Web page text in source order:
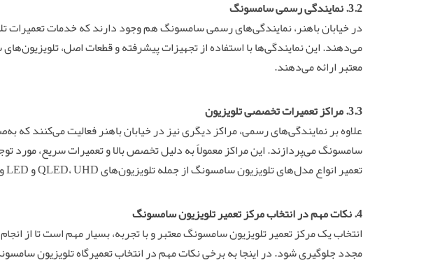
3.2. نمایندگی رسمی سامسونگ
در خیابان باهنر، نمایندگی‌های رسمی سامسونگ هم وجود دارند که خدمات تعمیرات
می‌دهند. این نمایندگی‌ها با استفاده از تجهیزات پیشرفته و قطعات اصل،
معتبر ارائه می‌دهند.
3.3. مراکز
تعمیرات تخصصی تلویزیون
علاوه بر نمایندگی‌های رسمی، مراکز دیگری نیز در خیابان باهنر فعالیت می‌کنند که
سامسونگ می‌پردازند. این مراکز معمولاً به دلیل تخصص بالا و تعمیرات سریع، مورد
تعمیر انواع مدل‌های تلویزیون سامسونگ از جمله تلویزیون‌های QLED، UHD و LED وجود دارد.
4. نکات مهم در انتخاب مرکز
تعمیرتلویزیون سامسونگ
انتخاب یک مرکز تعمیر تلویزیون سامسونگ معتبر و با تجربه، بسیار مهم است تا از
مجدد جلوگیری شود. در اینجا به برخی نکات مهم در انتخاب تعمیرگاه تلویزیون